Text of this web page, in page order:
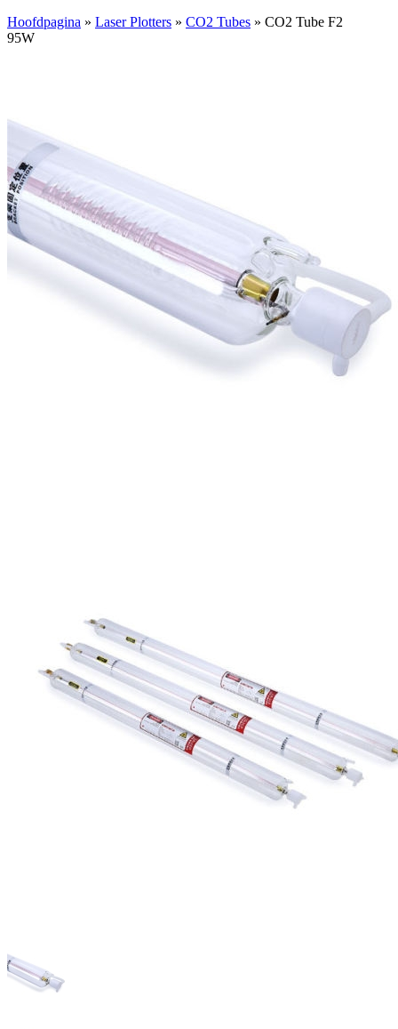
Hoofdpagina » Laser Plotters » CO2 Tubes » CO2 Tube F2
95W